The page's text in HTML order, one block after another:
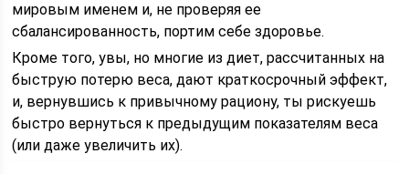
мировым именем и, не проверяя ее
сбалансированность, портим себе здоровье.
Кроме того, увы, но многие из диет, рассчитанных на
быструю потерю веса, дают краткосрочный эффект,
и, вернувшись к привычному рациону, ты рискуешь
быстро вернуться к предыдущим показателям веса
(или даже увеличить их).